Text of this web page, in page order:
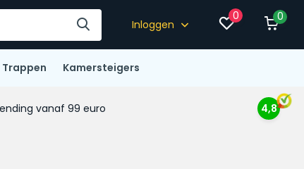
Inloggen
0 0
Trappen Kamersteigers
vanaf 99 euro 4,8